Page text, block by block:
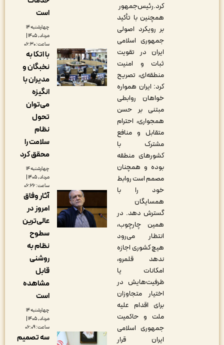
کرد.رئیس‌جمهور
همچنین با تأکید
بر رویکرد اصولی
جمهوری اسلامی
ایران در تقویت
ثبات و امنیت
منطقه‌ای، تصریح
کرد: ایران همواره
خواهان روابطی
مبتنی بر حسن
همجواری، احترام
متقابل و منافع
مشترک با
کشورهای منطقه
بوده و همچنان
مصمم است روابط
خود را با
همسایگان
گسترش دهد. در
همین چارچوب،
انتظار می‌رود
هیچ کشوری اجازه
ندهد قلمرو،
امکانات یا
ظرفیت‌هایش در
اختیار متجاوزان
برای اقدام علیه
ملت و حاکمیت
جمهوری اسلامی
ایران قرار
چهارشنبه ۱۴
مرداد, ۱۴۰۵ |
با اتکا به
نخبگان و
مدیران با
می‌توان
سلامت را
محقق کرد
چهارشنبه ۱۴
مرداد, ۱۴۰۵ |
آثار وفاق
امروز در
عالی‌ترین
نظام به
مشاهده
چهارشنبه ۱۴
مرداد, ۱۴۰۵ |
سه تصمیم